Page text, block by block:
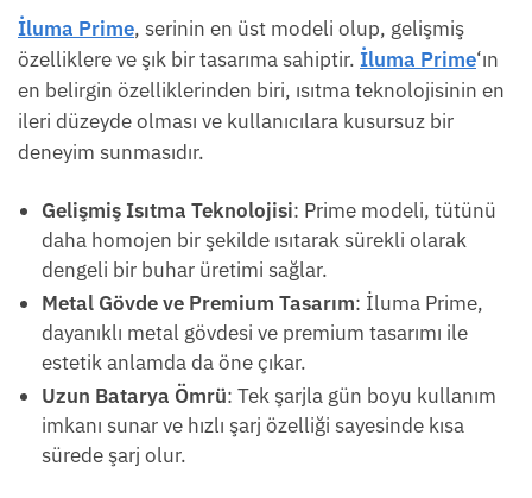
İluma Prime, serinin en üst modeli olup, gelişmiş
özelliklere ve şık bir tasarıma sahiptir. İluma Prime‘ın
en belirgin özelliklerinden biri, ısıtma teknolojisinin en
ileri düzeyde olması ve kullanıcılara kusursuz bir
deneyim sunmasıdır.
Gelişmiş Isıtma Teknolojisi: Prime modeli, tütünü
daha homojen bir şekilde ısıtarak sürekli olarak
dengeli bir buhar üretimi sağlar.
Metal Gövde ve Premium Tasarım: İluma Prime,
dayanıklı metal gövdesi ve premium tasarımı ile
estetik anlamda da öne çıkar.
Uzun Batarya Ömrü: Tek şarjla gün boyu kullanım
imkanı sunar ve hızlı şarj özelliği sayesinde kısa
sürede şarj olur.